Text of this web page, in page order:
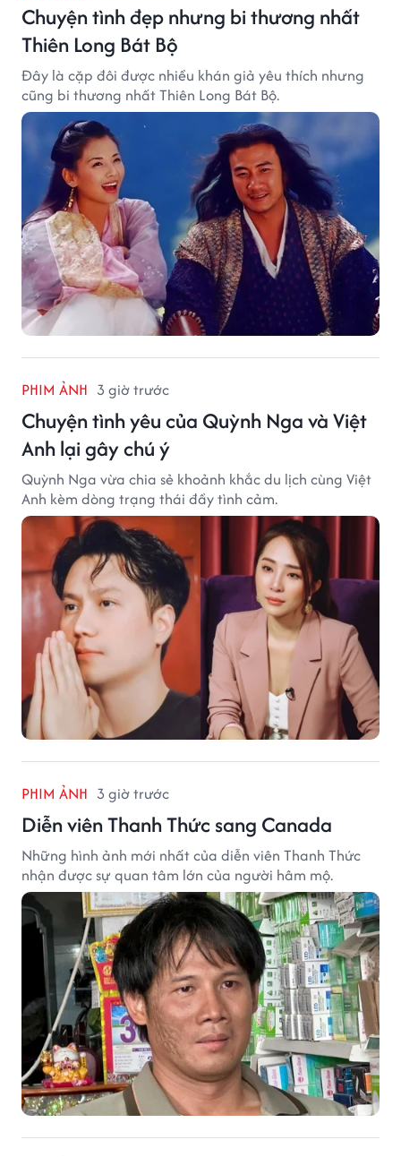
Chuyện tình đẹp nhưng bi thương nhất
Thiên Long Bát Bộ
Đây là cặp đôi được nhiều khán giả yêu thích nhưng
cũng bi thương nhất Thiên Long Bát Bộ.
PHIM ẢNH 3 giờ trước
Chuyện tình yêu của Quỳnh Nga và Việt
Anh lại gây chú ý
Quỳnh Nga vừa chia sẻ khoảnh khắc du lịch cùng Việt
Anh kèm dòng trạng thái đầy tình cảm.
PHIM ẢNH 3 giờ trước
Diễn viên Thanh Thức sang Canada
Những hình ảnh mới nhất của diễn viên Thanh Thức
nhận được sự quan tâm lớn của người hâm mộ.